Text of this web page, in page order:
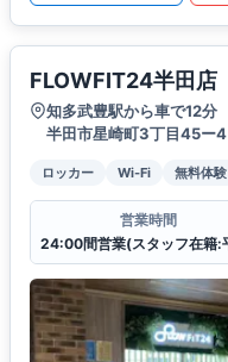
FLOWFIT24半田店
知多武豊駅から車で12分
半田市星崎町3丁目45ー4
ロッカー Wi-Fi 無料体験
営業時間